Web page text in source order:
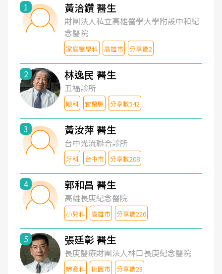
1 黃洽鑽 醫生
財團法人私立高雄醫學大學附設中和紀
念醫院
家庭醫學科 高雄市 分享數2
2 林逸民 醫生
五福診所
眼科 宜蘭縣 分享數542
3 黃汝萍 醫生
台中光流聯合診所
牙科 台中市 分享數208
4 郭和昌 醫生
高雄長庚紀念醫院
小兒科 高雄市 分享數226
5 張廷彰 醫生
長庚醫療財團法人林口長庚紀念醫院
婦產科 桃園市 分享數23